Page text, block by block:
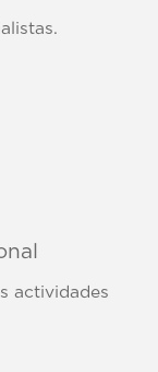
actividades